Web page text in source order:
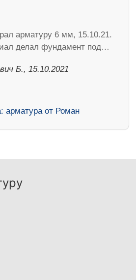
арматуру 6 мм, 15.10.21.
делал фундамент под…
Б., 15.10.2021